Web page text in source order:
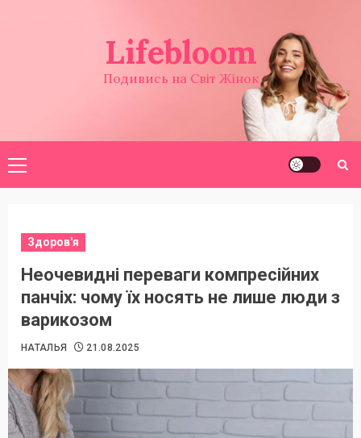
Lifebloom
Подивись на Світ Жінок
Головне
меню
Здоров'я
Неочевидні переваги компресійних
панчіх: чому їх носять не лише люди з
варикозом
НАТАЛЬЯ 21.08.2025